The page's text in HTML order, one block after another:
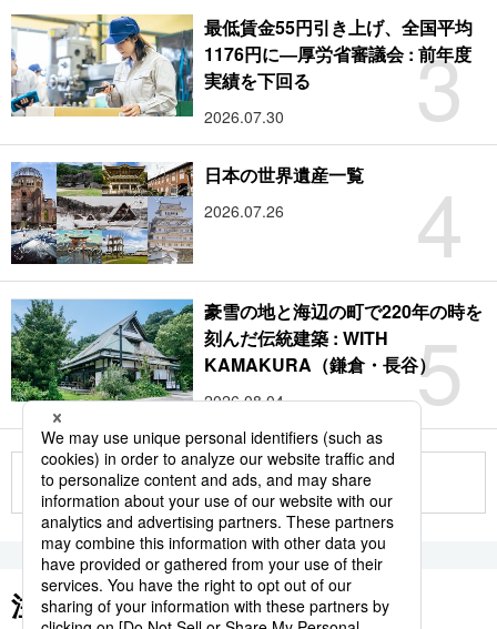
3
最低賃金55円引き上げ、全国平均
1176円に―厚労省審議会 : 前年度
実績を下回る
2026.07.30
4
日本の世界遺産一覧
2026.07.26
5
豪雪の地と海辺の町で220年の時を
刻んだ伝統建築 : WITH
KAMAKURA（鎌倉・長谷）
2026.08.04
もっと見る
注目のキーワード